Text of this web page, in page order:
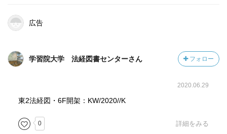
テクノクラシー ＝テクノロジーによる民主主義
瞬時の対応 時間の浸食 マイクロ遮断
ーー
ブロックチェーン 公開鍵暗号
量子コンピュータ ハッシュ化された暗号の解読
→格子暗号の誕生
ーー
広告
学習院大学 法経図書センターさん フォロー
2020.06.29
東2法経図・6F開架：KW/2020//K
0 詳細をみる